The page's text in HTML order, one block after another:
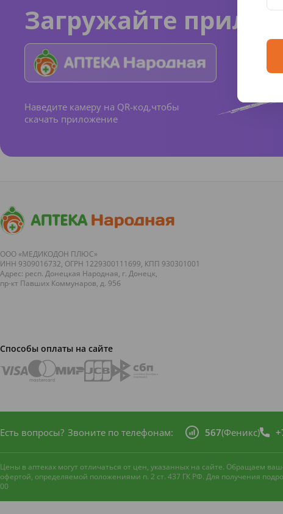
Загружайте
Наведите камеру на QR-код,чтобы
скачать приложение
ООО «МЕДИКОДОН ПЛЮС»
ИНН 9309016732, ОГРН 1229300111699, КПП 930301001
Адрес: респ. Донецкая Народная, г. Донецк,
пр-кт Павших Коммунаров, д. 95б
Способы оплаты на сайте
Есть вопросы? Звоните по телефонам: 567(Феникс)
Цены в аптеках могут отличаться от цен, указанных на сайте. Обращаем
офертой, определяемой положениями п. 2 ст. 437 ГК РФ. Для получения
00